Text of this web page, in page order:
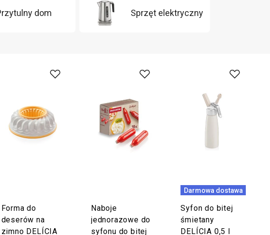
dom Sprzęt elektryczny
Forma do
deserów na
zimno DELÍCIA
Naboje
jednorazowe do
syfonu do bitej
Darmowa dostawa
Syfon do bitej
śmietany
DELÍCIA 0,5 l